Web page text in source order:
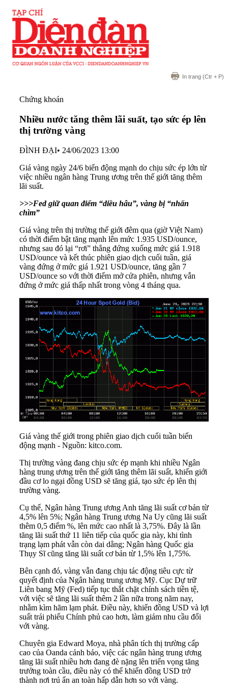
In trang (Ctr + P)
Chứng khoán
Nhiều nước tăng thêm lãi suất, tạo sức ép lên
thị trường vàng
ĐÌNH ĐẠI• 24/06/2023 13:00
Giá vàng ngày 24/6 biến động mạnh do chịu sức ép lớn từ
việc nhiều ngân hàng Trung ương trên thế giới tăng thêm
lãi suất.
>>>Fed giữ quan điểm “diều hâu”, vàng bị “nhấn
chìm”
Giá vàng trên thị trường thế giới đêm qua (giờ Việt Nam)
có thời điểm bật tăng mạnh lên mức 1.935 USD/ounce,
nhưng sau đó lại “rơi” thẳng đứng xuống mức giá 1.918
USD/ounce và kết thúc phiên giao dịch cuối tuần, giá
vàng đứng ở mức giá 1.921 USD/ounce, tăng gần 7
USD/ounce so với thời điểm mở cửa phiên, nhưng vẫn
đứng ở mức giá thấp nhất trong vòng 4 tháng qua.
Giá vàng thế giới trong phiên giao dịch cuối tuần biến
động mạnh - Nguồn: kitco.com.
Thị trường vàng đang chịu sức ép mạnh khi nhiều Ngân
hàng trung ương trên thế giới tăng thêm lãi suất, khiến giới
đầu cơ lo ngại đồng USD sẽ tăng giá, tạo sức ép lên thị
trường vàng.
Cụ thể, Ngân hàng Trung ương Anh tăng lãi suất cơ bản từ
4,5% lên 5%; Ngân hàng Trung ương Na Uy cũng lãi suất
thêm 0,5 điểm %, lên mức cao nhất là 3,75%. Đây là lần
tăng lãi suất thứ 11 liên tiếp của quốc gia này, khi tình
trạng lạm phát vẫn còn dai dẳng; Ngân hàng Quốc gia
Thụy Sĩ cũng tăng lãi suất cơ bản từ 1,5% lên 1,75%.
Bên cạnh đó, vàng vẫn đang chịu tác động tiêu cực từ
quyết định của Ngân hàng trung ương Mỹ. Cục Dự trữ
Liên bang Mỹ (Fed) tiếp tục thắt chặt chính sách tiền tệ,
với việc sẽ tăng lãi suất thêm 2 lần nữa trong năm nay,
nhằm kìm hãm lạm phát. Điều này, khiến đồng USD và lợi
suất trái phiếu Chính phủ cao hơn, làm giảm nhu cầu đối
với vàng.
Chuyên gia Edward Moya, nhà phân tích thị trường cấp
cao của Oanda cảnh báo, việc các ngân hàng trung ương
tăng lãi suất nhiều hơn đang đè nặng lên triển vọng tăng
trưởng toàn cầu, điều này có thể khiến đồng USD trở
thành nơi trú ẩn an toàn hấp dẫn hơn so với vàng.